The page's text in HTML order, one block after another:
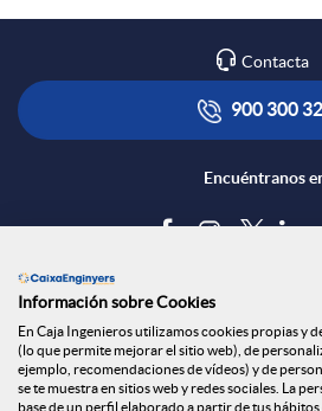
Contacta
900 300
Encuéntranos
Tablón de
Política de
Aviso legal
Información sobre Cookies
En Caja Ingenieros utilizamos cookies propias y
(lo que permite mejorar el sitio web), de
ejemplo, recomendaciones de vídeos) y de
se te muestra en sitios web y redes sociales. La
base de un perfil elaborado a partir de tus